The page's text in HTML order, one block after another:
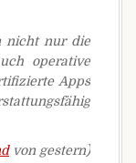
nicht nur die
operative
Apps
von gestern)